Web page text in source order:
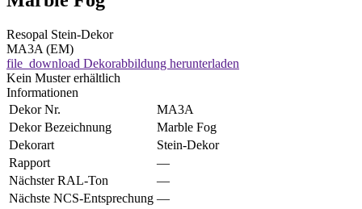
Resopal Stein-Dekor
MA3A (EM)
file_download Dekorabbildung herunterladen
Kein Muster erhältlich
Informationen
Dekor Nr.
MA3A
Dekor Bezeichnung
Marble Fog
Dekorart
Stein-Dekor
Rapport
—
Nächster RAL-Ton
—
Nächste NCS-Entsprechung —